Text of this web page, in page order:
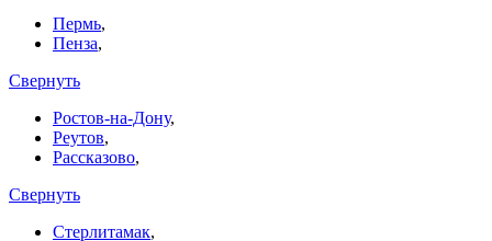
Пермь,
Пенза,
Свернуть
Ростов-на-Дону,
Реутов,
Рассказово,
Свернуть
Стерлитамак,